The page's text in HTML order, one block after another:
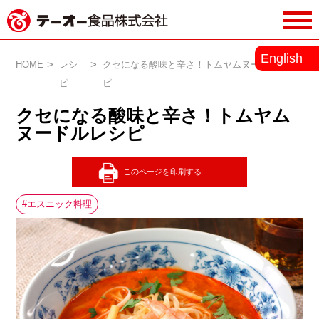
ー食品株式会社
English
HOME
レシ
ピ
クセになる酸味と辛さ！トムヤムヌードルレシ
ピ
クセになる酸味と辛さ！トムヤム
ヌードルレシピ
エスニック料理